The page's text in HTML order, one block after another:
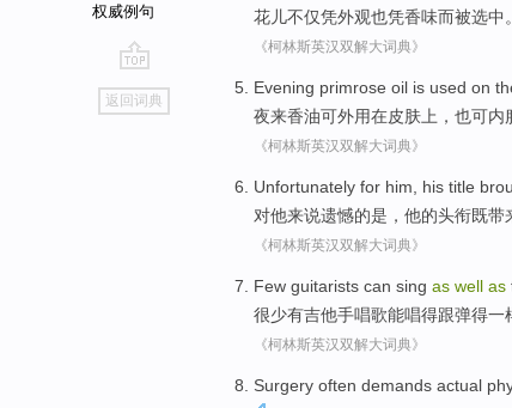
权威例句
go
top
返回词典
花儿不仅凭外观也凭香味而被选中。
《柯林斯英汉双解大词典》
Evening primrose oil is used on
夜来香油可外用在皮肤 上 ，也可内
《柯林斯英汉双解大词典》
Unfortunately for him his title
对他来说遗憾的是， 他的头衔既带
《柯林斯英汉双解大词典》
Few guitarists can sing as well as
很少有吉他手唱歌能唱得跟弹得一
《柯林斯英汉双解大词典》
Surgery often demands actual